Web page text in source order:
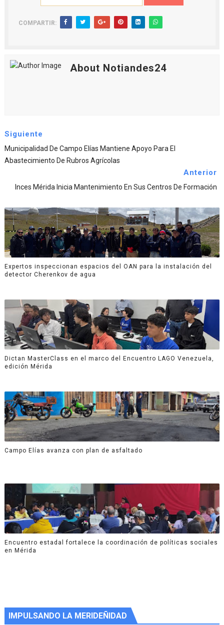
COMPARTIR:
About Notiandes24
Siguiente
Municipalidad De Campo Elías Mantiene Apoyo Para El
Abastecimiento De Rubros Agrícolas
Anterior
Inces Mérida Inicia Mantenimiento En Sus Centros De Formación
Expertos inspeccionan espacios del OAN para la instalación del
detector Cherenkov de agua
Dictan MasterClass en el marco del Encuentro LAGO Venezuela,
edición Mérida
Campo Elías avanza con plan de asfaltado
Encuentro estadal fortalece la coordinación de políticas sociales
en Mérida
IMPULSANDO LA MERIDEÑIDAD